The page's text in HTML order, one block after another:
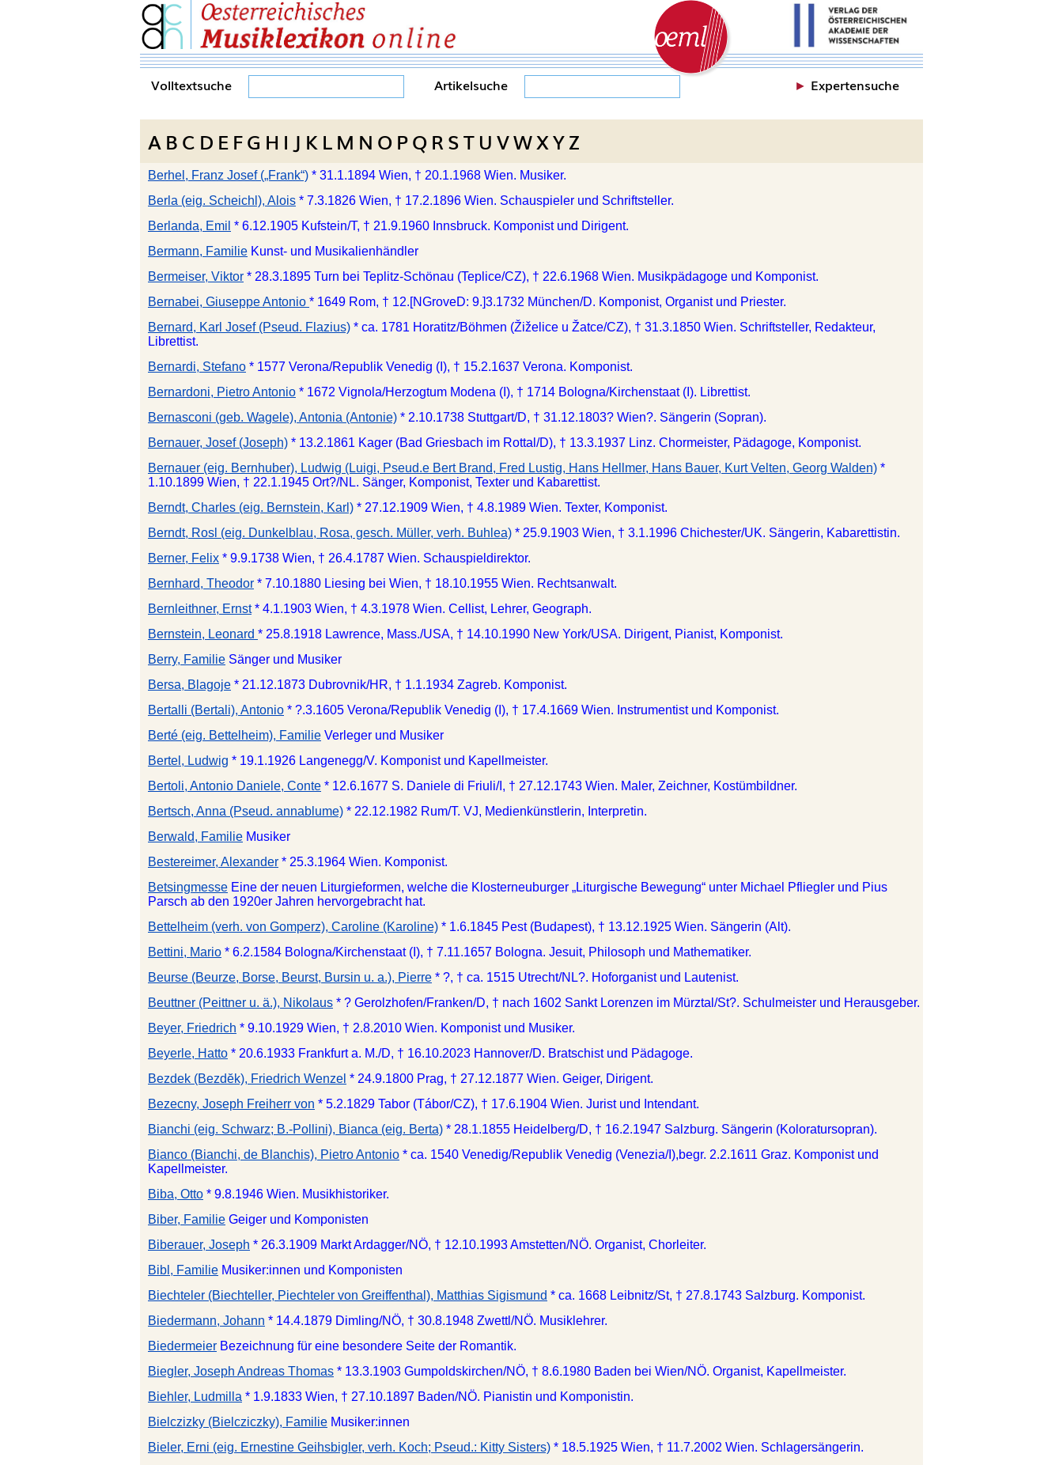
Volltextsuche Artikelsuche ► Expertensuche
A B C D E FG H I J K L M N O PQ R ST U VWXYZ
Berhel, Franz Josef („Frank“) * 31.1.1894 Wien, † 20.1.1968 Wien. Musiker.
Berla (eig. Scheichl), Alois * 7.3.1826 Wien, † 17.2.1896 Wien. Schauspieler und Schriftsteller.
Berlanda, Emil * 6.12.1905 Kufstein/T, † 21.9.1960 Innsbruck. Komponist und Dirigent.
Bermann, Familie Kunst- und Musikalienhändler
Bermeiser, Viktor * 28.3.1895 Turn bei Teplitz-Schönau (Teplice/CZ), † 22.6.1968 Wien. Musikpädagoge und Komponist.
Bernabei, Giuseppe Antonio * 1649 Rom, † 12.[NGroveD: 9.]3.1732 München/D. Komponist, Organist und Priester.
Bernard, Karl Josef (Pseud. Flazius) * ca. 1781 Horatitz/Böhmen (Žiželice u Žatce/CZ), † 31.3.1850 Wien. Schriftsteller, Redakteur,
Librettist.
Bernardi, Stefano * 1577 Verona/Republik Venedig (I), † 15.2.1637 Verona. Komponist.
Bernardoni, Pietro Antonio * 1672 Vignola/Herzogtum Modena (I), † 1714 Bologna/Kirchenstaat (I). Librettist.
Bernasconi (geb. Wagele), Antonia (Antonie) * 2.10.1738 Stuttgart/D, † 31.12.1803? Wien?. Sängerin (Sopran).
Bernauer, Josef (Joseph) * 13.2.1861 Kager (Bad Griesbach im Rottal/D), † 13.3.1937 Linz. Chormeister, Pädagoge, Komponist.
Bernauer (eig. Bernhuber), Ludwig (Luigi, Pseud.e Bert Brand, Fred Lustig, Hans Hellmer, Hans Bauer, Kurt Velten, Georg Walden) *
1.10.1899 Wien, † 22.1.1945 Ort?/NL. Sänger, Komponist, Texter und Kabarettist.
Berndt, Charles (eig. Bernstein, Karl) * 27.12.1909 Wien, † 4.8.1989 Wien. Texter, Komponist.
Berndt, Rosl (eig. Dunkelblau, Rosa, gesch. Müller, verh. Buhlea) * 25.9.1903 Wien, † 3.1.1996 Chichester/UK. Sängerin, Kabarettistin.
Berner, Felix * 9.9.1738 Wien, † 26.4.1787 Wien. Schauspieldirektor.
Bernhard, Theodor * 7.10.1880 Liesing bei Wien, † 18.10.1955 Wien. Rechtsanwalt.
Bernleithner, Ernst * 4.1.1903 Wien, † 4.3.1978 Wien. Cellist, Lehrer, Geograph.
Bernstein, Leonard * 25.8.1918 Lawrence, Mass./USA, † 14.10.1990 New York/USA. Dirigent, Pianist, Komponist.
Berry, Familie Sänger und Musiker
Bersa, Blagoje * 21.12.1873 Dubrovnik/HR, † 1.1.1934 Zagreb. Komponist.
Bertalli (Bertali), Antonio * ?.3.1605 Verona/Republik Venedig (I), † 17.4.1669 Wien. Instrumentist und Komponist.
Berté (eig. Bettelheim), Familie Verleger und Musiker
Bertel, Ludwig * 19.1.1926 Langenegg/V. Komponist und Kapellmeister.
Bertoli, Antonio Daniele, Conte * 12.6.1677 S. Daniele di Friuli/I, † 27.12.1743 Wien. Maler, Zeichner, Kostümbildner.
Bertsch, Anna (Pseud. annablume) * 22.12.1982 Rum/T. VJ, Medienkünstlerin, Interpretin.
Berwald, Familie Musiker
Bestereimer, Alexander * 25.3.1964 Wien. Komponist.
Betsingmesse Eine der neuen Liturgieformen, welche die Klosterneuburger „Liturgische Bewegung“ unter Michael Pfliegler und Pius
Parsch ab den 1920er Jahren hervorgebracht hat.
Bettelheim (verh. von Gomperz), Caroline (Karoline) * 1.6.1845 Pest (Budapest), † 13.12.1925 Wien. Sängerin (Alt).
Bettini, Mario * 6.2.1584 Bologna/Kirchenstaat (I), † 7.11.1657 Bologna. Jesuit, Philosoph und Mathematiker.
Beurse (Beurze, Borse, Beurst, Bursin u. a.), Pierre * ?, † ca. 1515 Utrecht/NL?. Hoforganist und Lautenist.
Beuttner (Peittner u. ä.), Nikolaus * ? Gerolzhofen/Franken/D, † nach 1602 Sankt Lorenzen im Mürztal/St?. Schulmeister und Herausgeber.
Beyer, Friedrich * 9.10.1929 Wien, † 2.8.2010 Wien. Komponist und Musiker.
Beyerle, Hatto * 20.6.1933 Frankfurt a. M./D, † 16.10.2023 Hannover/D. Bratschist und Pädagoge.
Bezdek (Bezdĕk), Friedrich Wenzel * 24.9.1800 Prag, † 27.12.1877 Wien. Geiger, Dirigent.
Bezecny, Joseph Freiherr von * 5.2.1829 Tabor (Tábor/CZ), † 17.6.1904 Wien. Jurist und Intendant.
Bianchi (eig. Schwarz; B.-Pollini), Bianca (eig. Berta) * 28.1.1855 Heidelberg/D, † 16.2.1947 Salzburg. Sängerin (Koloratursopran).
Bianco (Bianchi, de Blanchis), Pietro Antonio * ca. 1540 Venedig/Republik Venedig (Venezia/I),begr. 2.2.1611 Graz. Komponist und
Kapellmeister.
Biba, Otto * 9.8.1946 Wien. Musikhistoriker.
Biber, Familie Geiger und Komponisten
Biberauer, Joseph * 26.3.1909 Markt Ardagger/NÖ, † 12.10.1993 Amstetten/NÖ. Organist, Chorleiter.
Bibl, Familie Musiker:innen und Komponisten
Biechteler (Biechteller, Piechteler von Greiffenthal), Matthias Sigismund * ca. 1668 Leibnitz/St, † 27.8.1743 Salzburg. Komponist.
Biedermann, Johann * 14.4.1879 Dimling/NÖ, † 30.8.1948 Zwettl/NÖ. Musiklehrer.
Biedermeier Bezeichnung für eine besondere Seite der Romantik.
Biegler, Joseph Andreas Thomas * 13.3.1903 Gumpoldskirchen/NÖ, † 8.6.1980 Baden bei Wien/NÖ. Organist, Kapellmeister.
Biehler, Ludmilla * 1.9.1833 Wien, † 27.10.1897 Baden/NÖ. Pianistin und Komponistin.
Bielczizky (Bielcziczky), Familie Musiker:innen
Bieler, Erni (eig. Ernestine Geihsbigler, verh. Koch; Pseud.: Kitty Sisters) * 18.5.1925 Wien, † 11.7.2002 Wien. Schlagersängerin.